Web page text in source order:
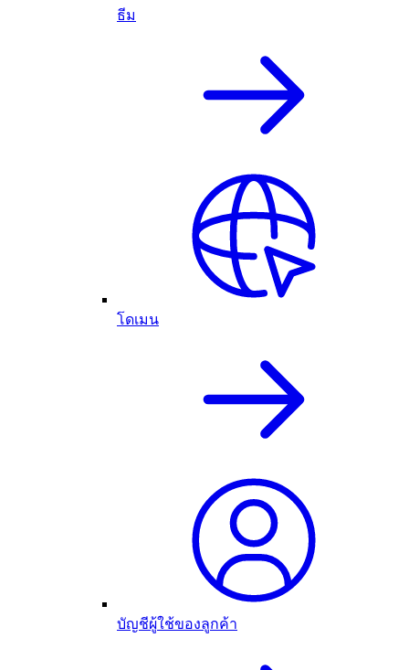
ธีม
โดเมน
บัญชีผู้ใช้ของลูกค้า